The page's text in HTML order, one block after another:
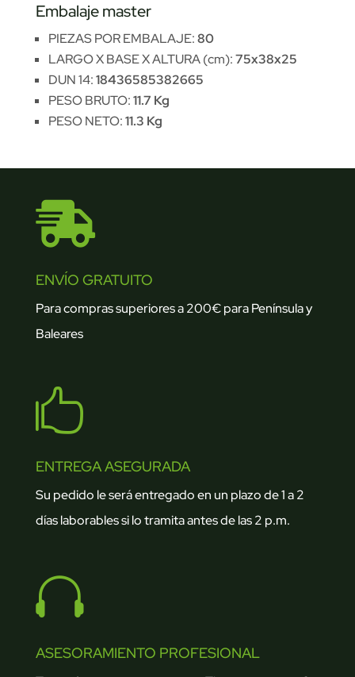
Embalaje master
PIEZAS POR EMBALAJE:80
LARGO X BASE X ALTURA (cm):75x38x25
DUN 14:18436585382665
PESO BRUTO:11.7 Kg
PESO NETO:11.3 Kg

ENVÍO GRATUITO
Para compras superiores a 200€ para Península y
Baleares

ENTREGA ASEGURADA
Su pedido le será entregado en un plazo de 1 a 2
días laborables si lo tramita antes de las 2 p.m.

ASESORAMIENTO PROFESIONAL